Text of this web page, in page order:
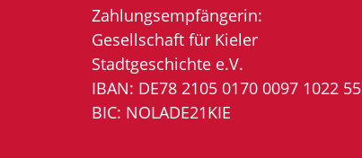
Zahlungsempfängerin:
Gesellschaft für Kieler
Stadtgeschichte e.V.
IBAN: DE78 2105 0170 0097 1022 55
BIC: NOLADE21KIE